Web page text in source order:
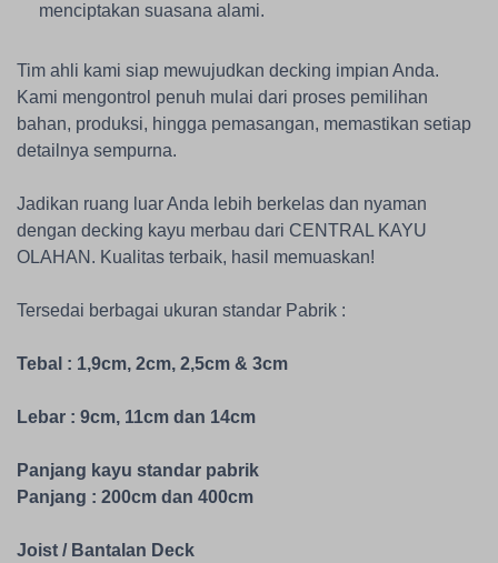
menciptakan suasana alami.
Tim ahli kami siap mewujudkan decking impian Anda.
Kami mengontrol penuh mulai dari proses pemilihan
bahan, produksi, hingga pemasangan, memastikan setiap
detailnya sempurna.
Jadikan ruang luar Anda lebih berkelas dan nyaman
dengan decking kayu merbau dari CENTRAL KAYU
OLAHAN. Kualitas terbaik, hasil memuaskan!
Tersedai berbagai ukuran standar Pabrik :
Tebal : 1,9cm, 2cm, 2,5cm & 3cm
Lebar : 9cm, 11cm dan 14cm
Panjang kayu standar pabrik
Panjang : 200cm dan 400cm
Joist / Bantalan Deck